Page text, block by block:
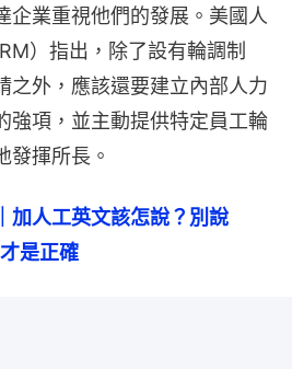
企業重視他們的發展。美國人
）指出，除了設有輪調制
之外，應該還要建立內部人力
強項，並主動提供特定員工輪
發揮所長。
加人工英文該怎說？別說
是正確